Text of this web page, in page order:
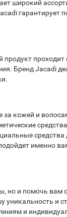
широкий
гарантирует
проходит
Бренд Jacadi
за кожей и
средства
именно
но и помочь вам
уникальность и
и